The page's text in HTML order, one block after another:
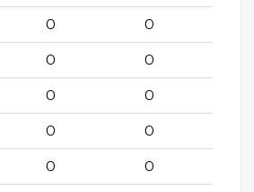
0 0
0 0
0 0
0 0
0 0